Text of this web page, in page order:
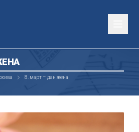
8. март – дан жена